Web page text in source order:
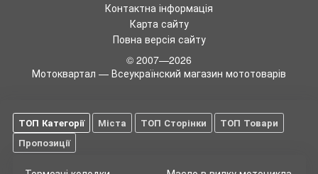
Контактна інформація
Карта сайту
Повна версія сайту
© 2007—2026
Мотоквартал — Всеукраїнский магазин мототоварів
ТОП Категорії Міста ТОП Сторінки
ТОП Товари
Пропозиції